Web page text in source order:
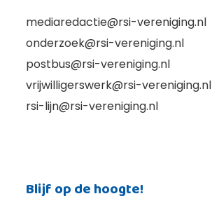
mediaredactie@rsi-vereniging.nl
onderzoek@rsi-vereniging.nl
postbus@rsi-vereniging.nl
vrijwilligerswerk@rsi-vereniging.nl
rsi-lijn@rsi-vereniging.nl
Blijf op de hoogte!